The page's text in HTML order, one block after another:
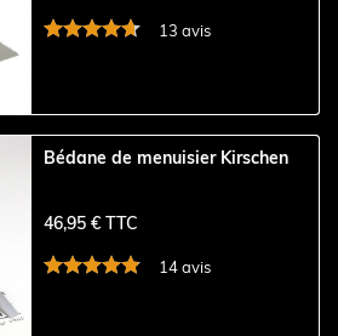
13 avis
Bédane de menuisier Kirschen
46,95 € TTC
14 avis